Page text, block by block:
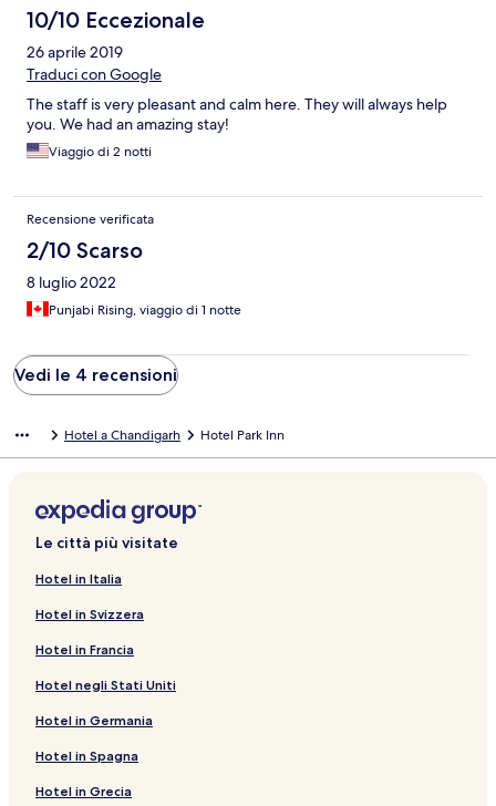
10/10 Eccezionale
26 aprile 2019
Traduci con Google
The staff is very pleasant and calm here. They will always help
you. We had an amazing stay!
Viaggio di 2 notti
Recensione verificata
2/10 Scarso
8 luglio 2022
Punjabi Rising, viaggio di 1 notte
Vedi le 4 recensioni
Hotel a Chandigarh Hotel Park Inn
Le città più visitate
Hotel in Italia
Hotel in Svizzera
Hotel in Francia
Hotel negli Stati Uniti
Hotel in Germania
Hotel in Spagna
Hotel in Grecia